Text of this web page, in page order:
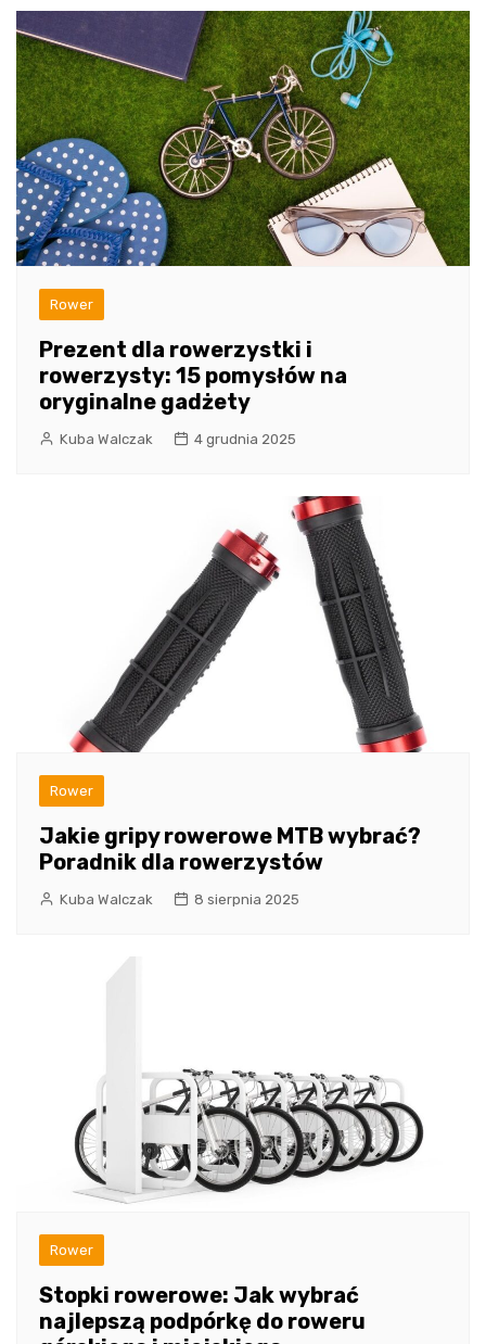
Rower
Prezent dla rowerzystki i
rowerzysty: 15 pomysłów na
oryginalne gadżety
Kuba Walczak 4 grudnia 2025
Rower
Jakie gripy rowerowe MTB wybrać?
Poradnik dla rowerzystów
Kuba Walczak 8 sierpnia 2025
Rower
Stopki rowerowe: Jak wybrać
najlepszą podpórkę do roweru